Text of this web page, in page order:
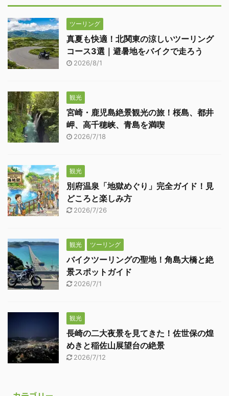
ツーリング
真夏も快適！北関東の涼しいツーリング
コース3選｜避暑地をバイクで走ろう
2026/8/1
観光
宮崎・鹿児島絶景観光の旅！桜島、都井
岬、高千穂峡、青島を満喫
2026/7/18
観光
別府温泉「地獄めぐり」完全ガイド！見
どころと楽しみ方
2026/7/26
観光 ツーリング
バイクツーリングの聖地！角島大橋と絶
景スポットガイド
2026/7/1
観光
長崎の二大夜景を見てきた！佐世保の煌
めきと稲佐山展望台の絶景
2026/7/12